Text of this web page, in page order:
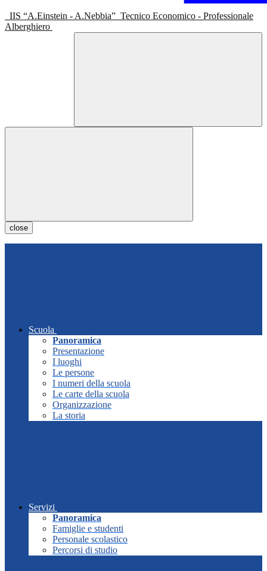
IIS “A.Einstein - A.Nebbia” Tecnico Economico - Professionale
Alberghiero
close
Scuola
Panoramica
Presentazione
I luoghi
Le persone
I numeri della scuola
Le carte della scuola
Organizzazione
La storia
Servizi
Panoramica
Famiglie e studenti
Personale scolastico
Percorsi di studio